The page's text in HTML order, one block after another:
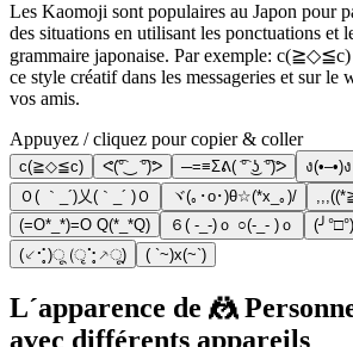
Les Kaomoji sont populaires au Japon pour
des situations en utilisant les ponctuations et
grammaire japonaise. Par exemple:
ce style créatif dans les messageries et sur le
vos amis.
Appuyez / cliquez pour copier & coller
c(≧◇≦c) ᕙ(͡°‿ ͡°)ᕗ ─=≡Σᕕ( ͡° ͜ʖ ͡°)ᕗ ง(•–•)ง
Ｏ( ｀_´)乂(｀_´ )Ｏ
ヾ(｡･o･)θ☆(*x_｡)/
(=O*_*)=O Q(*_*Q)
６( -_-)ｏ ○(-_- )ｏ
(⸔⠊̥)ू (ृ⠑̥⸕ू)
( `~)x(~`)
L´apparence de 🤼
avec différents appareils